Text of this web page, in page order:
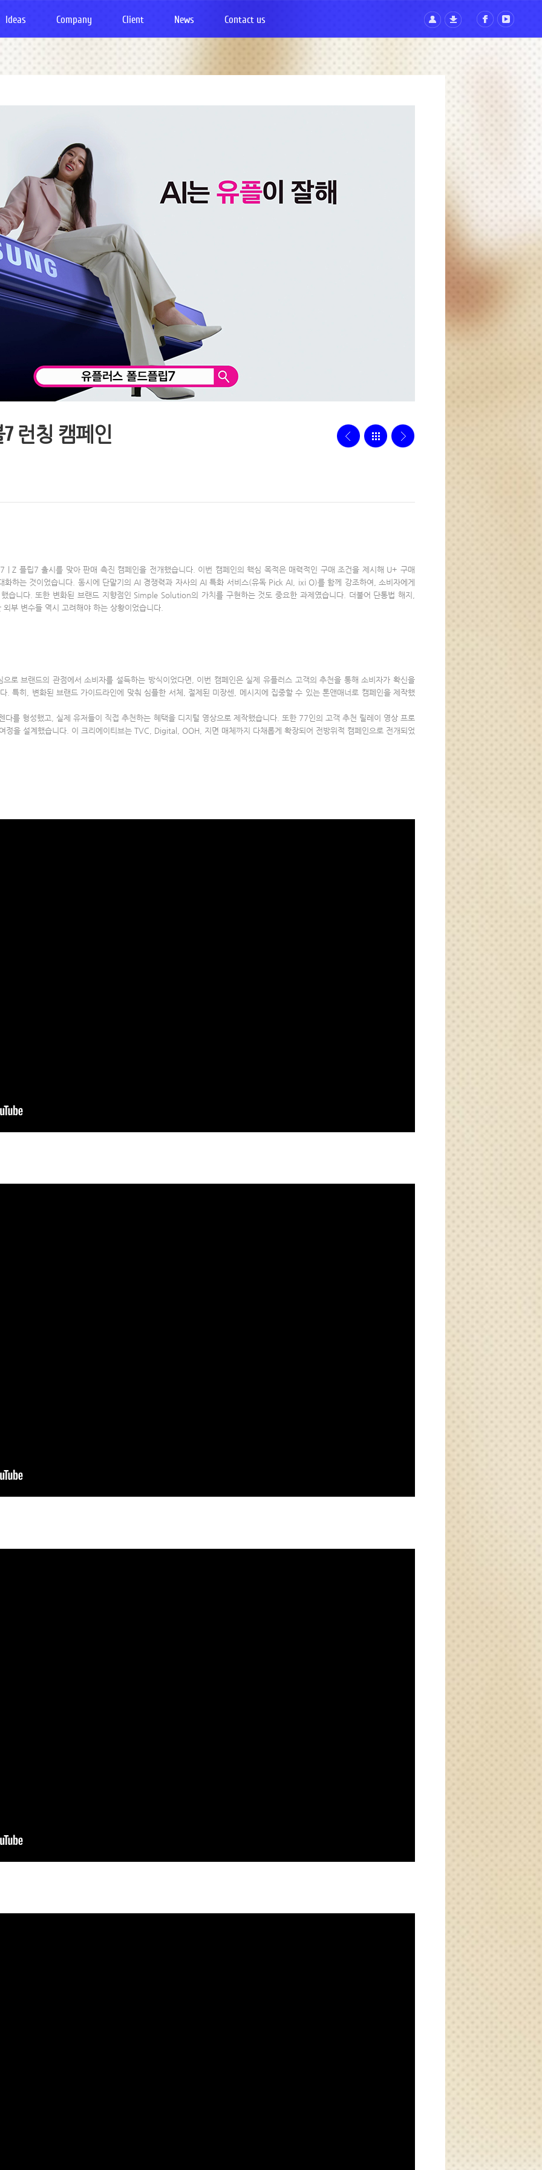
Ideas Company Client News Contact us
런칭 캠페인
| Z 플립7 출시를 맞아 판매 촉진 캠페인을 전개했습니다. 이번 캠페인의 핵심 목적은 매력적인 구매 조건을 제시해 U+ 구매
화하는 것이었습니다. 동시에 단말기의 AI 경쟁력과 자사의 AI 특화 서비스(유독 Pick AI, ixi O)를 함께 강조하여, 소비자에게
습니다. 또한 변화된 브랜드 지향점인 Simple Solution의 가치를 구현하는 것도 중요한 과제였습니다. 더불어 단통법 해지,
부 변수들 역시 고려해야 하는 상황이었습니다.
로 브랜드의 관점에서 소비자를 설득하는 방식이었다면, 이번 캠페인은 실제 유플러스 고객의 추천을 통해 소비자가 확신을
. 특히, 변화된 브랜드 가이드라인에 맞춰 심플한 서체, 절제된 미장센, 메시지에 집중할 수 있는 톤앤매너로 캠페인을 제작했
다를 형성했고, 실제 유저들이 직접 추천하는 혜택을 디지털 영상으로 제작했습니다. 또한 77인의 고객 추천 릴레이 영상 프로
정을 설계했습니다. 이 크리에이티브는 TVC, Digital, OOH, 지면 매체까지 다채롭게 확장되어 전방위적 캠페인으로 전개되었